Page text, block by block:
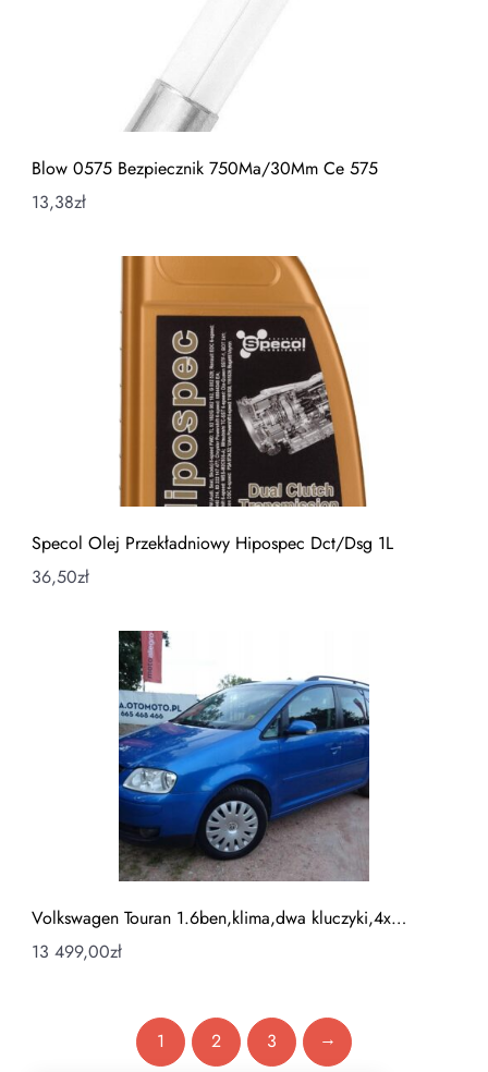
Blow 0575 Bezpiecznik 750Ma/30Mm Ce 575
13,38zł
Specol Olej Przekładniowy Hipospec Dct/Dsg 1L
36,50zł
Volkswagen Touran 1.6ben,klima,dwa kluczyki,4x…
13 499,00zł
1 2 3 →